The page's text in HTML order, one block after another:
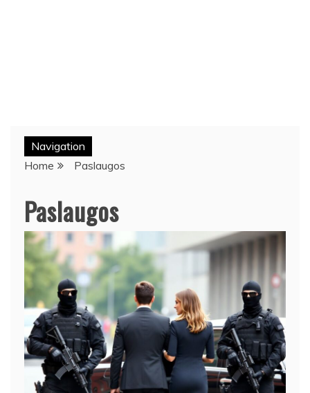
Navigation
Home
Paslaugos
Paslaugos